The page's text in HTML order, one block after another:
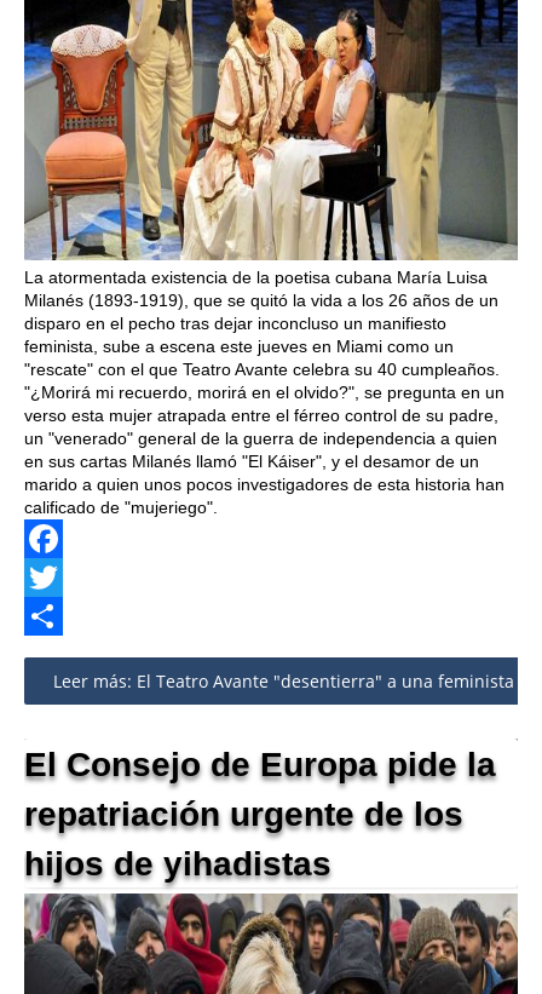
La atormentada existencia de la poetisa cubana María Luisa
Milanés (1893-1919), que se quitó la vida a los 26 años de un
disparo en el pecho tras dejar inconcluso un manifiesto
feminista, sube a escena este jueves en Miami como un
"rescate" con el que Teatro Avante celebra su 40 cumpleaños.
"¿Morirá mi recuerdo, morirá en el olvido?", se pregunta en un
verso esta mujer atrapada entre el férreo control de su padre,
un "venerado" general de la guerra de independencia a quien
en sus cartas Milanés llamó "El Káiser", y el desamor de un
marido a quien unos pocos investigadores de esta historia han
calificado de "mujeriego".
Facebook
Twitter
Share
Leer más: El Teatro Avante "desentierra" a una feminista
El Consejo de Europa pide la
repatriación urgente de los
hijos de yihadistas